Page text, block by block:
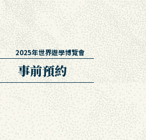
2025年世界遊學博覽會
事前預約